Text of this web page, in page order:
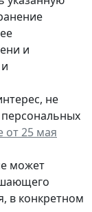
и
не
от 25 мая
может
в конкретном